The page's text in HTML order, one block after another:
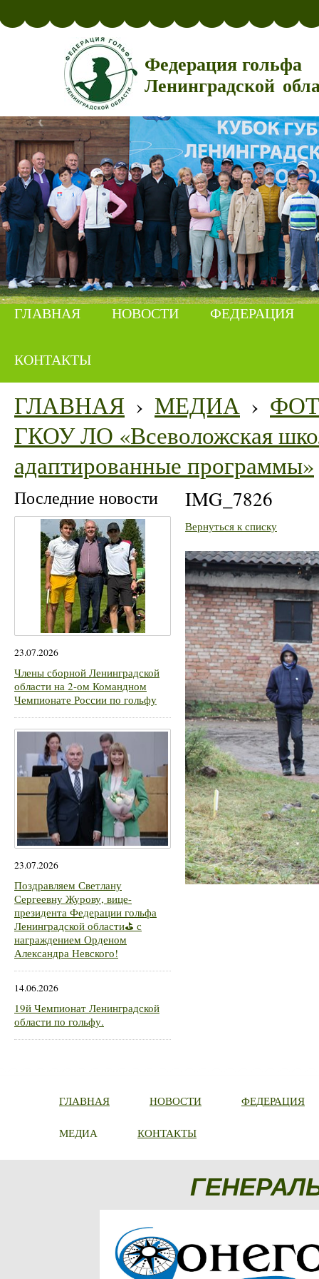
Федерация гольфа
Ленинградской
ГЛАВНАЯ НОВОСТИ ФЕДЕРАЦИЯ
КОНТАКТЫ
ГЛАВНАЯ › МЕДИА ›
ГКОУ ЛО «Всеволожская
адаптированные программы»
Последние новости
23.07.2026
Члены сборной Ленинградской
области на 2-ом Командном
Чемпионате России по гольфу
23.07.2026
Поздравляем Светлану
Сергеевну Журову, вице-
президента Федерации гольфа
Ленинградской области⛳ с
награждением Орденом
Александра Невского!
14.06.2026
19й Чемпионат Ленинградской
области по гольфу.
IMG_7826
Вернуться к списку
ГЛАВНАЯ НОВОСТИ ФЕДЕРАЦИЯ
МЕДИА КОНТАКТЫ